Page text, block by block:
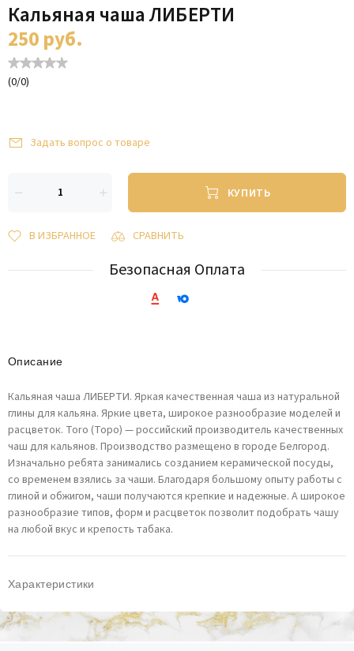
Кальяная чаша ЛИБЕРТИ
250руб.
(0/0)
Задать вопрос о товаре
КУПИТЬ
В ИЗБРАННОЕ СРАВНИТЬ
Безопасная Оплата
Описание
Кальяная чаша ЛИБЕРТИ. Яркая качественная чаша из натуральной
глины для кальяна. Яркие цвета, широкое разнообразие моделей и
расцветок. Toro (Торо) — российский производитель качественных
чаш для кальянов. Производство размещено в городе Белгород.
Изначально ребята занимались созданием керамической посуды,
со временем взялись за чаши. Благодаря большому опыту работы с
глиной и обжигом, чаши получаются крепкие и надежные. А широкое
разнообразие типов, форм и расцветок позволит подобрать чашу
на любой вкус и крепость табака.
Характеристики